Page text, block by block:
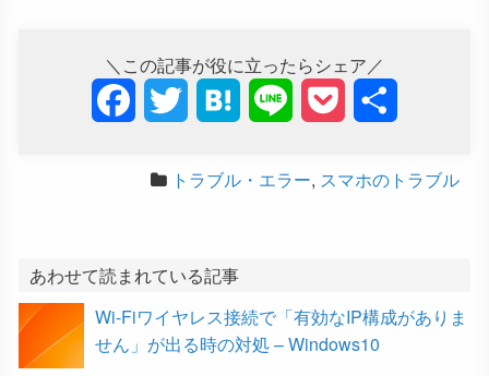
＼この記事が役に立ったらシェア／
b
o
o
i
t
e
r
t
a
n
c
t
トラブル・エラー, スマホのトラブル
あわせて読まれている記事
Wi-Fiワイヤレス接続で「有効なIP構成がありま
せん」が出る時の対処 – Windows10